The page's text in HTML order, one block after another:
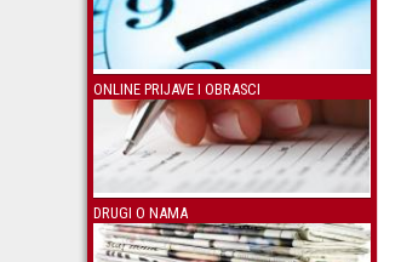
ONLINE PRIJAVE I OBRASCI
DRUGI O NAMA